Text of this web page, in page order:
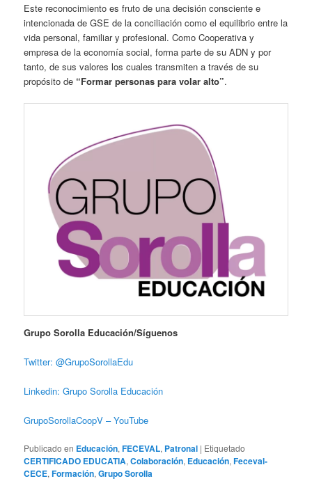
Este reconocimiento es fruto de una decisión consciente e
intencionada de GSE de la conciliación como el equilibrio entre la
vida personal, familiar y profesional. Como Cooperativa y
empresa de la economía social, forma parte de su ADN y por
tanto, de sus valores los cuales transmiten a través de su
propósito de “Formar personas para volar alto”.
Grupo Sorolla Educación/Síguenos
Twitter: @GrupoSorollaEdu
Linkedin: Grupo Sorolla Educación
GrupoSorollaCoopV – YouTube
Publicado en Educación,FECEVAL, Patronal | Etiquetado
CERTIFICADO EDUCATIA,Colaboración, Educación,Feceval-
CECE,Formación,Grupo Sorolla